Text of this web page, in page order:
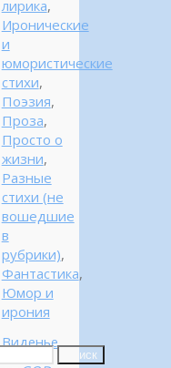
Поиск
лирика,
Иронические
и
юмористические
стихи,
Поэзия,
Проза,
Просто о
жизни,
Разные
стихи (не
вошедшие
в
рубрики),
Фантастика,
Юмор и
ирония
Виденье